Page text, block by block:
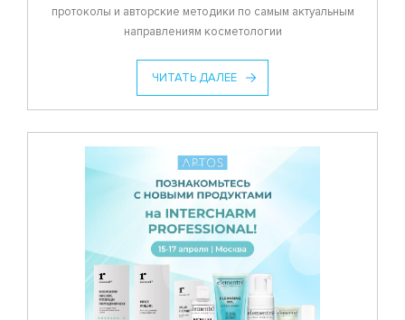
протоколы и авторские методики по самым актуальным
направлениям косметологии
ЧИТАТЬ ДАЛЕЕ